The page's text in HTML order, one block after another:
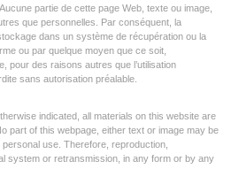
partie de cette page Web, texte ou image,
que personnelles. Par conséquent, la
dans un système de récupération ou la
ou par quelque moyen que ce soit,
pour des raisons autres que l’utilisation
sans autorisation préalable.
indicated, all materials on this website are
part of this webpage, either text or image may be
use. Therefore, reproduction,
system or retransmission, in any form or by any